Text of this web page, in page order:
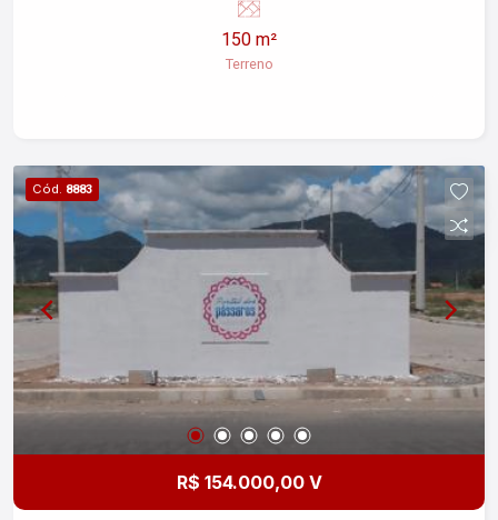
150 m²
Terreno
Cód. 8883
R$ 154.000,00 V